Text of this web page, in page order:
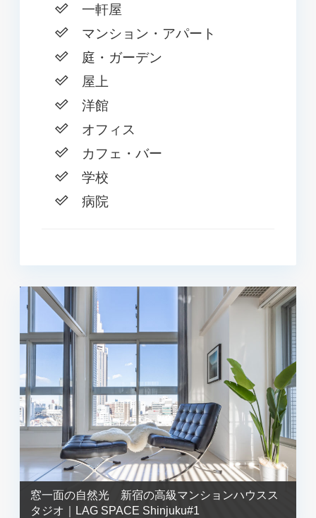
一軒屋
マンション・アパート
庭・ガーデン
屋上
洋館
オフィス
カフェ・バー
学校
病院
窓一面の自然光 新宿の高級マンションハウスス
タジオ｜LAG SPACE Shinjuku#1